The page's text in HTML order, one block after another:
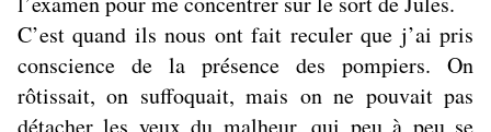
C’est quand ils nous ont fait reculer que j’ai pris
conscience de la présence des pompiers. On
rôtissait, on suffoquait, mais on ne pouvait pas